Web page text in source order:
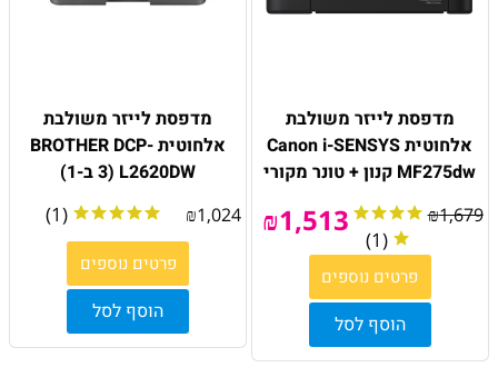
מדפסת לייזר משולבת
אלחוטית Canon i-SENSYS
MF275dw קנון + טונר מקורי
₪1,679
₪1,513
(1)
פרטים נוספים
הוסף לסל
מדפסת לייזר משולבת
אלחוטית BROTHER DCP-
L2620DW (3 ב-1)
₪1,024
(1)
פרטים נוספים
הוסף לסל